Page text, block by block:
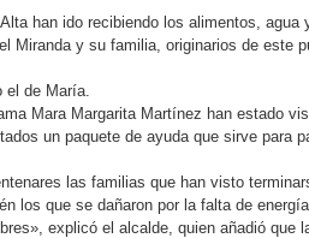
han ido recibiendo los alimentos, agua
Miranda y su familia, originarios de este
el de María.
Mara Margarita Martínez han estado
un paquete de ayuda que sirve para
las familias que han visto
los que se dañaron por la falta de
explicó el alcalde, quien añadió que